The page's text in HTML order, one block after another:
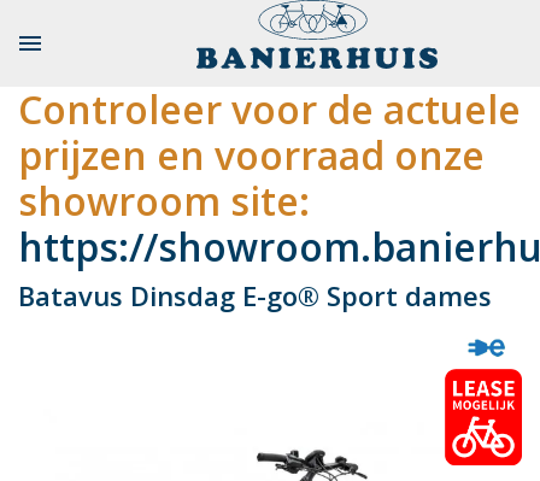

Controleer voor de actuele
prijzen en voorraad onze
showroom site:
https://
Batavus Dinsdag E-go® Sport dames